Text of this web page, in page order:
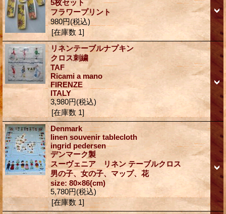
5枚セット
フラワープリント
980円(税込)
[在庫数 1]
リネンテーブルナプキン
クロス刺繍
TAF
Ricami a mano
FIRENZE
ITALY
3,980円(税込)
[在庫数 1]
Denmark
linen souvenir tablecloth
ingrid pedersen
デンマーク製
スーヴェニア リネン テーブルクロス
男の子、女の子、マップ、花
size: 80×86(cm)
5,780円(税込)
[在庫数 1]